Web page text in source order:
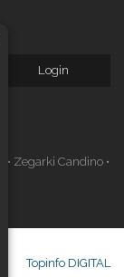
• Zegarki Candino •
Topinfo DIGITAL